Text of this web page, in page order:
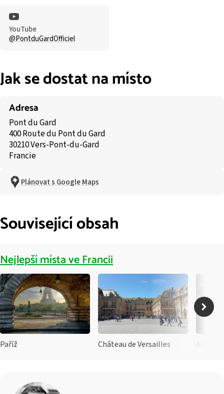
YouTube
@PontduGardOfficiel
Jak se dostat na místo
Adresa
Pont du Gard
400 Route du Pont du Gard
30210 Vers-Pont-du-Gard
Francie
Plánovat s Google Maps
Související obsah
Nejlepší místa ve Francii
Paříž Château de Versailles